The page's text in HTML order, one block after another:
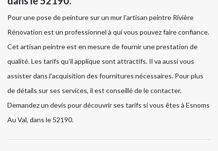
Pour une pose de peinture sur un mur l’artisan peintre Rivière
Rénovation est un professionnel à qui vous pouvez faire confiance.
Cet artisan peintre est en mesure de fournir une prestation de
qualité. Les tarifs qu’il applique sont attractifs. Il va aussi vous
assister dans l’acquisition des fournitures nécessaires. Pour plus
de détails sur ses services, il est conseillé de le contacter.
Demandez un devis pour découvrir ses tarifs si vous êtes à Esnoms
Au Val, dans le 52190.